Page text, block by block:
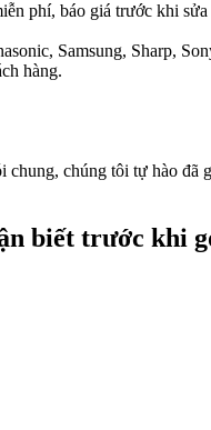
phí, báo giá trước khi
Samsung, Sharp,
hàng.
chung, chúng tôi tự hào đã
biết trước khi